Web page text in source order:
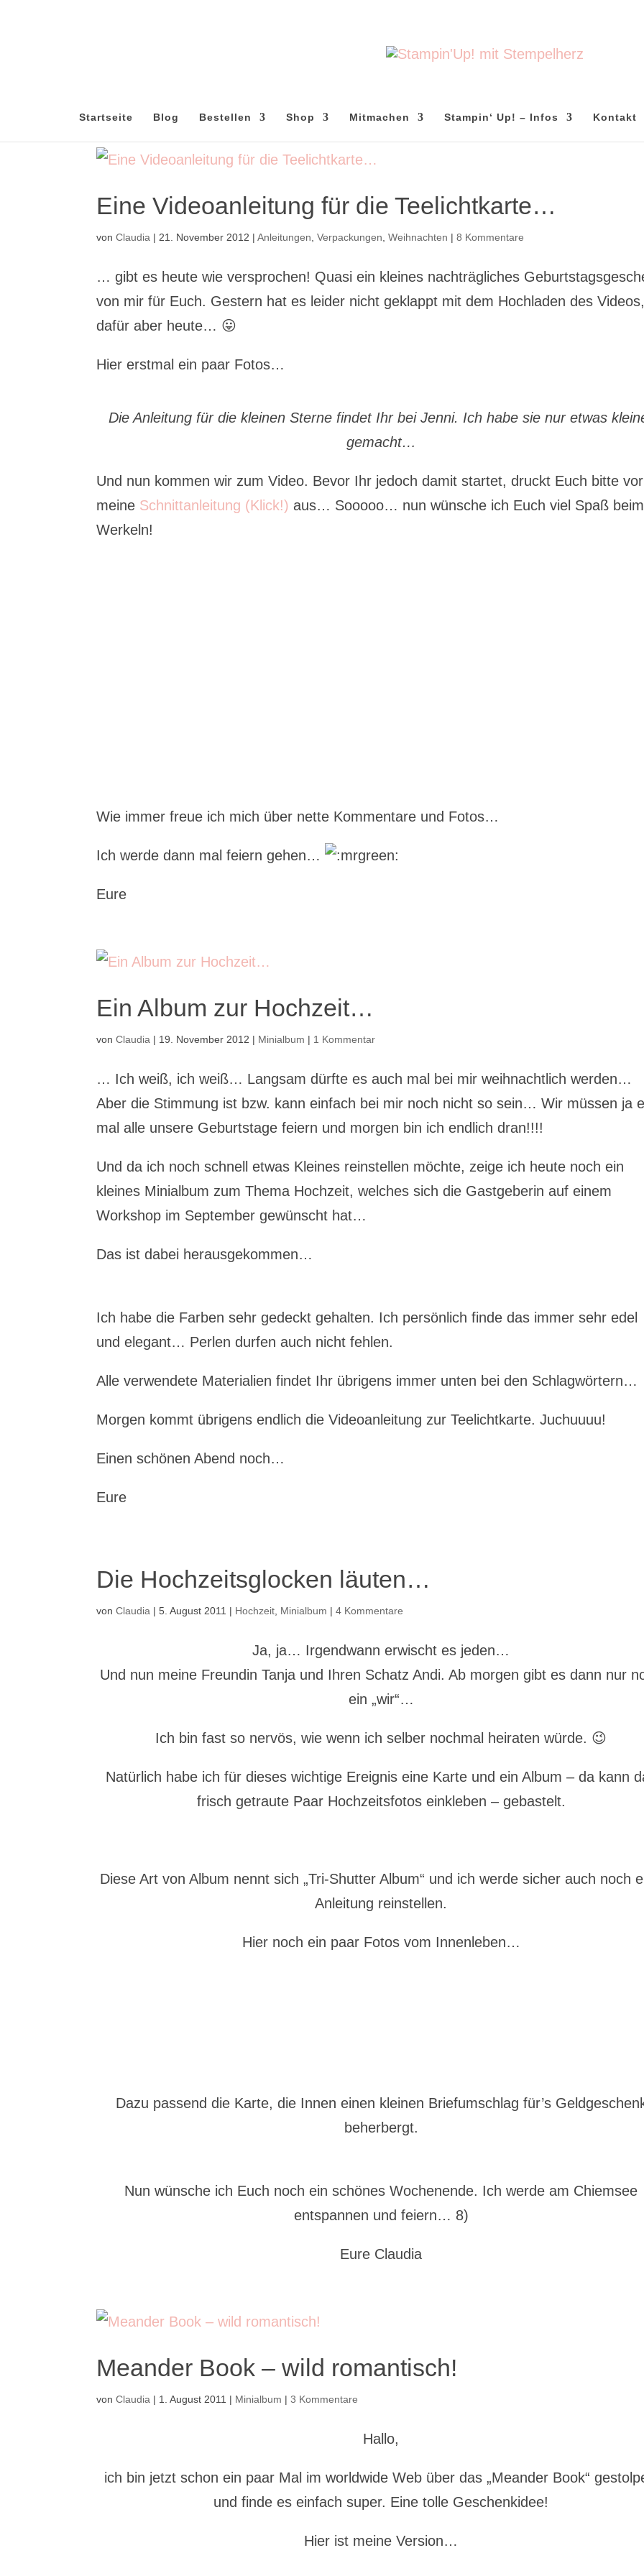
Startseite Blog Bestellen Shop Mitmachen Stampin‘ Up! – Infos Kontakt
Eine Videoanleitung für die Teelichtkarte…
vonClaudia | 21. November 2012 |Anleitungen ,Verpackungen ,Weihnachten |8 Kommentare
… gibt es heute wie versprochen! Quasi ein kleines nachträgliches
von mir für Euch. Gestern hat es leider nicht geklappt mit dem Hochladen des
dafür aber heute… 😛
Hier erstmal ein paar Fotos…
Die Anleitung für die kleinen Sterne findet Ihr bei Jenni. Ich habe sie nur etwas
gemacht…
Und nun kommen wir zum Video. Bevor Ihr jedoch damit startet, druckt Euch bitte
meine Schnittanleitung (Klick!) aus… Sooooo… nun wünsche ich Euch viel Spaß beim
Werkeln!
Wie immer freue ich mich über nette Kommentare und Fotos…
Ich werde dann mal feiern gehen…
Eure
Ein Album zur Hochzeit…
vonClaudia | 19. November 2012 | Minialbum | 1 Kommentar
… Ich weiß, ich weiß… Langsam dürfte es auch mal bei mir weihnachtlich werden…
Aber die Stimmung ist bzw. kann einfach bei mir noch nicht so sein… Wir müssen ja
mal alle unsere Geburtstage feiern und morgen bin ich endlich dran!!!!
Und da ich noch schnell etwas Kleines reinstellen möchte, zeige ich heute noch ein
kleines Minialbum zum Thema Hochzeit, welches sich die Gastgeberin auf einem
Workshop im September gewünscht hat…
Das ist dabei herausgekommen…
Ich habe die Farben sehr gedeckt gehalten. Ich persönlich finde das immer sehr edel
und elegant… Perlen durfen auch nicht fehlen.
Alle verwendete Materialien findet Ihr übrigens immer unten bei den Schlagwörtern…
Morgen kommt übrigens endlich die Videoanleitung zur Teelichtkarte. Juchuuuu!
Einen schönen Abend noch…
Eure
Die Hochzeitsglocken läuten…
vonClaudia |5. August 2011 | Hochzeit Minialbum |4 Kommentare
Ja, ja… Irgendwann erwischt es jeden…
Und nun meine Freundin Tanja und Ihren Schatz Andi. Ab morgen gibt es dann nur
ein „wir“…
Ich bin fast so nervös, wie wenn ich selber nochmal heiraten würde. 😉
Natürlich habe ich für dieses wichtige Ereignis eine Karte und ein Album – da kann
frisch getraute Paar Hochzeitsfotos einkleben – gebastelt.
Diese Art von Album nennt sich „Tri-Shutter Album“ und ich werde sicher auch noch
Anleitung reinstellen.
Hier noch ein paar Fotos vom Innenleben…
Dazu passend die Karte, die Innen einen kleinen Briefumschlag für’s
beherbergt.
Nun wünsche ich Euch noch ein schönes Wochenende. Ich werde am Chiemsee
entspannen und feiern… 8)
Eure Claudia
Meander Book – wild romantisch!
vonClaudia | 1. August 2011 | Minialbum |3 Kommentare
Hallo,
ich bin jetzt schon ein paar Mal im worldwide Web über das „Meander Book“
und finde es einfach super. Eine tolle Geschenkidee!
Hier ist meine Version…